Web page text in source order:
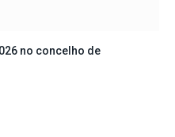
no concelho de